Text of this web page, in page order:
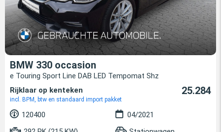
BMW 330 occasion
e Touring Sport Line DAB LED Tempomat Shz
Rijklaar op kenteken
incl. BPM, btw en standaard import pakket
25.284
120400
04/2021